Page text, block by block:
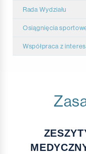
Zarządzenia
Rada Wydziału
Uchwały Rady WPT
Osiągnięcia
Współpraca z
Katedra Nauk o